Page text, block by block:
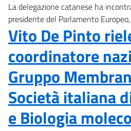
La delegazione catanese ha
presidente del Parlamento
Vito De Pinto
coordinatore
Gruppo
Società italiana
e Biologia